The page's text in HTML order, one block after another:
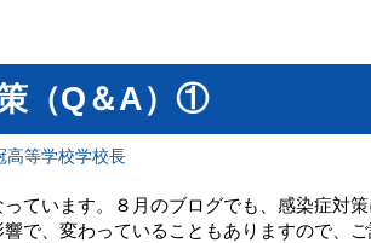
（Q＆A）①
高等学校学校長
ています。８月のブログでも、感染症対
で、変わっていることもありますので、